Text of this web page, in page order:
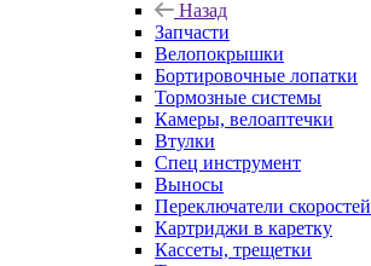
Назад
Запчасти
Велопокрышки
Бортировочные лопатки
Тормозные системы
Камеры, велоаптечки
Втулки
Спец инструмент
Выносы
Переключатели скоростей
Картриджи в каретку
Кассеты, трещетки